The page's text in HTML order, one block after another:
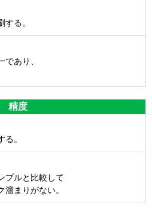
る。
あり、
精度
。
プルと比較して
まりがない。